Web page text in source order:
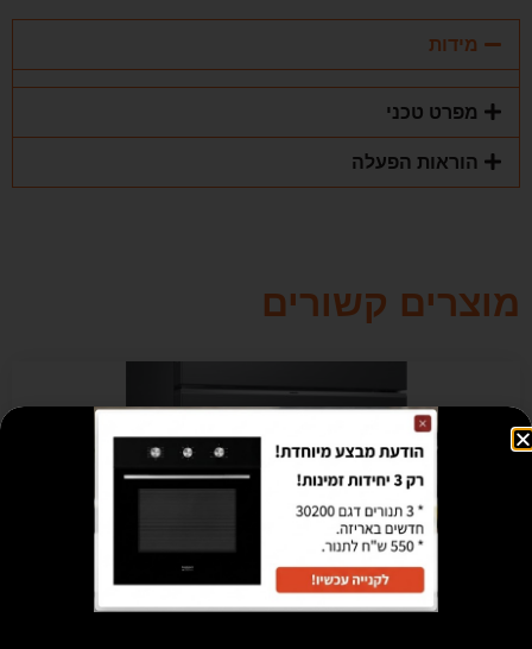
מידות
מפרט טכני
הוראות הפעלה
מוצרים קשורים